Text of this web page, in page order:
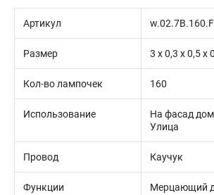
Артикул
Размер 3 х 0,3 х 0,5 х
Кол-во лампочек 160
Использование
На фасад
Улица
Провод Каучук
Функции Мерцающий